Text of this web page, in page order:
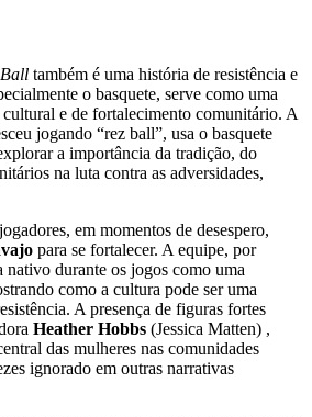
também é uma história de resistência e
o basquete, serve como uma
e de fortalecimento comunitário. A
jogando “rez ball”, usa o basquete
a importância da tradição, do
na luta contra as adversidades,​
em momentos de desespero,
para se fortalecer. A equipe, por
durante os jogos como uma
como a cultura pode ser uma
A presença de figuras fortes
Heather Hobbs (Jessica Matten) ,
das mulheres nas comunidades
ignorado em outras narrativas